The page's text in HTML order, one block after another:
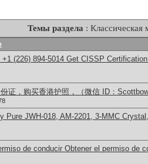
Темы раздела : Классическая
(226) 894-5014​ Get CISSP
证，购买香港护照，（微信 ID：
Pure JWH-018, AM-2201, 3-MMC
de conducir Obtener el permiso de